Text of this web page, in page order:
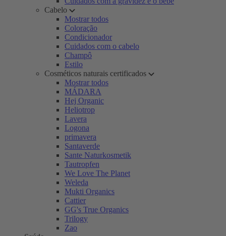
Cabelo
Mostrar todos
Coloração
Condicionador
Cuidados com o cabelo
Champô
Estilo
Cosméticos naturais certificados
Mostrar todos
MÁDARA
Hej Organic
Heliotrop
Lavera
Logona
primavera
Santaverde
Sante Naturkosmetik
Tautropfen
We Love The Planet
Weleda
Mukti Organics
Cattier
GG's True Organics
Trilogy
Zao